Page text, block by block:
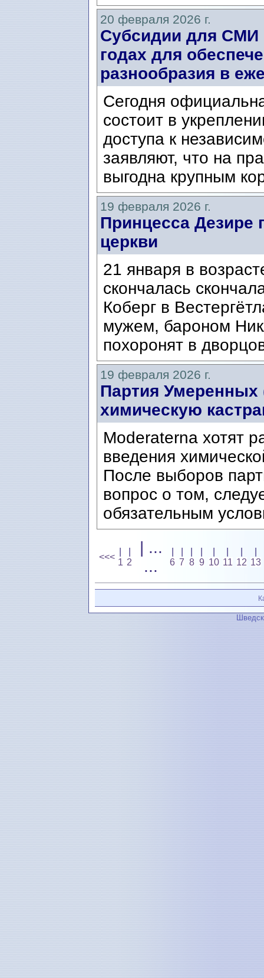
20 февраля 2026 г.
Субсидии для СМИ
годах для
разнообразия в
Сегодня
состоит в
доступа к
заявляют, что на
выгодна крупным
19 февраля 2026 г.
Принцесса Дезире
церкви
21 января в
скончалась
Коберг в
мужем, бароном
похоронят в
19 февраля 2026 г.
Партия Умеренных
химическую
Moderaterna хотят
введения
После выборов
вопрос о том,
обязательным
<<<
1 2
| ...
...
6 7 8 9 10 11 12 13